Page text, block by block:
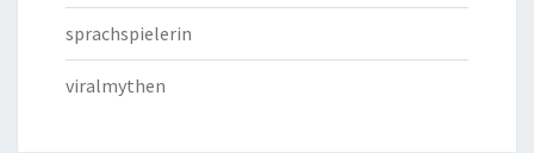
sprachspielerin
viralmythen